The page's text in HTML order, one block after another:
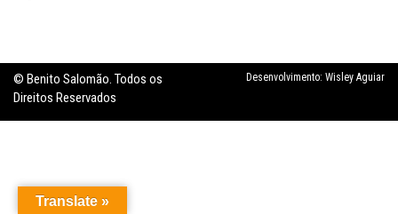
© Benito Salomão. Todos os
Direitos Reservados
Desenvolvimento: Wisley Aguiar
Translate »